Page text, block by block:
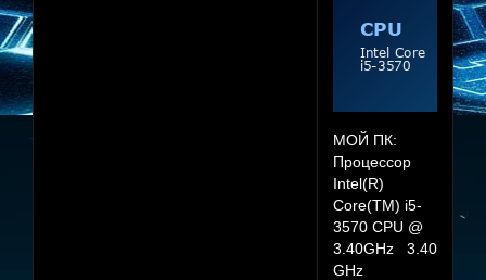
МОЙ ПК:
Процессор
Intel(R)
Core(TM) i5-
3570 CPU @
3.40GHz 3.40
GHz